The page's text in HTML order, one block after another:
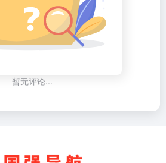
暂无评论...